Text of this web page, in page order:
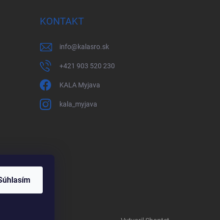
KONTAKT
info@kalasro.sk
+421 903 520 230
KALA Myjava
kala_myjava